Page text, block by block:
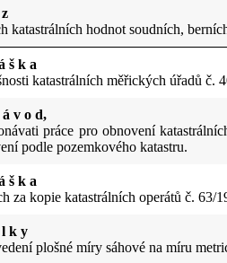
katastrálních hodnot soudních,
š k a
katastrálních měřických úřadů č.
v o d,
práce pro obnovení
podle pozemkového katastru.
š k a
za kopie katastrálních operátů č. 63/
k y
plošné míry sáhové na míru